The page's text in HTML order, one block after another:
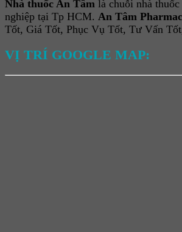
Nhà thuốc An Tâm là chuỗi nhà
nghiệp tại Tp HCM. An Tâm
Tốt, Giá Tốt, Phục Vụ Tốt, Tư Vấn
VỊ TRÍ GOOGLE MAP: